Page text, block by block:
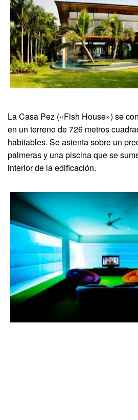
La Casa Pez («Fish House») se
en un terreno de 726 metros
habitables. Se asienta sobre un
palmeras y una piscina que se
interior de la edificación.